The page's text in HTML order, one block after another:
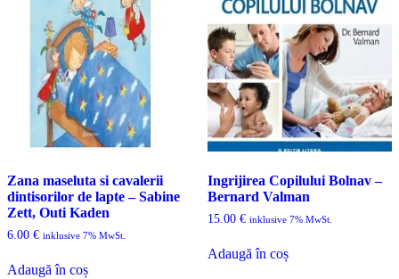
Zana maseluta si cavalerii
dintisorilor de lapte – Sabine
Zett, Outi Kaden
6.00 € inklusive 7% MwSt.
Adaugă în coș
Ingrijirea Copilului Bolnav –
Bernard Valman
15.00 € inklusive 7% MwSt.
Adaugă în coș